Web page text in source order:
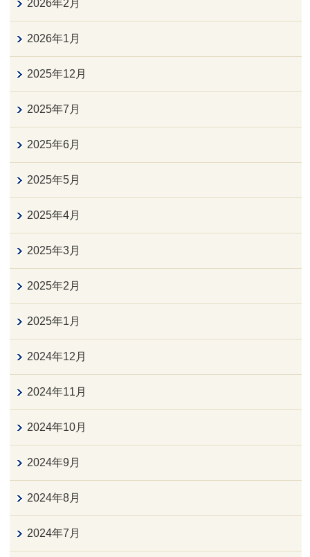
2026年2月
2026年1月
2025年12月
2025年7月
2025年6月
2025年5月
2025年4月
2025年3月
2025年2月
2025年1月
2024年12月
2024年11月
2024年10月
2024年9月
2024年8月
2024年7月